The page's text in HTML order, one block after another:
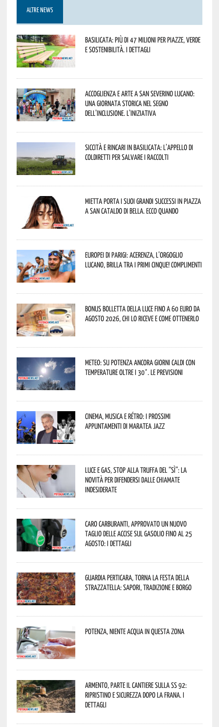
ALTRE NEWS
Basilicata: più di 47 milioni per piazze, verde
e sostenibilità. I dettagli
Accoglienza e arte a San Severino Lucano:
una giornata storica nel segno
dell’inclusione. L’iniziativa
Siccità e rincari in Basilicata: l’appello di
Coldiretti per salvare i raccolti
Mietta porta i suoi grandi successi in piazza
a San Cataldo di Bella. Ecco quando
Europei di Parigi: Acerenza, l’orgoglio
lucano, brilla tra i primi cinque! Complimenti
Bonus bolletta della luce fino a 60 euro da
agosto 2026, chi lo riceve e come ottenerlo
Meteo: su Potenza ancora giorni caldi con
temperature oltre i 30°. Le previsioni
Cinema, musica e rétro: i prossimi
appuntamenti di Maratea Jazz
Luce e gas, stop alla truffa del “Sì”: la
novità per difendersi dalle chiamate
indesiderate
Caro carburanti, approvato un nuovo
taglio delle accise sul gasolio fino al 25
agosto: i dettagli
Guardia Perticara, torna la Festa della
Strazzatella: sapori, tradizione e borgo
Potenza, niente acqua in questa zona
Armento, parte il cantiere sulla SS 92:
ripristino e sicurezza dopo la frana. I
dettagli